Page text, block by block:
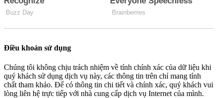
Điều khoản sử dụng
Chúng tôi không chịu trách nhiệm về tính chính xác của dữ liệu khi
quý khách sử dụng dịch vụ này, các thông tin trên chỉ mang tính
chất tham khảo. Để có thông tin chi tiết và chính xác, quý khách vui
lòng liên hệ trực tiếp với nhà cung cấp dịch vụ Internet của mình.